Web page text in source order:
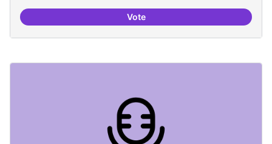
VoteExperiments delirants que ho